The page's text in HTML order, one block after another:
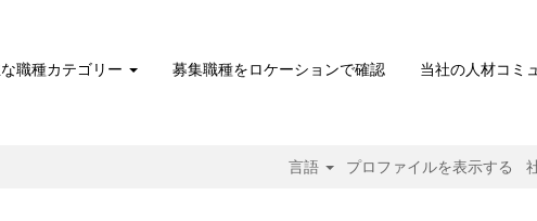
職種カテゴリー 募集職種をロケーションで確認 当社の人材コミ
言語 プロファイルを表示する